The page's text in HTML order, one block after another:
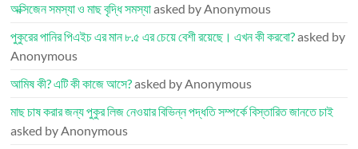
অক্সিজেন সমস্যা ও মাছ বৃদ্ধি সমস্যাasked by Anonymous
পুকুরের পানির পিএইচ এর মান ৮.৫ এর চেয়ে বেশী রয়েছে। এখন কী করবো?asked by
Anonymous
আমিষ কী? এটি কী কাজে আসে?asked by Anonymous
মাছ চাষ করার জন্য পুকুর লিজ নেওয়ার বিভিন্ন পদ্ধতি সম্পর্কে বিস্তারিত জানতে চাই
asked by Anonymous